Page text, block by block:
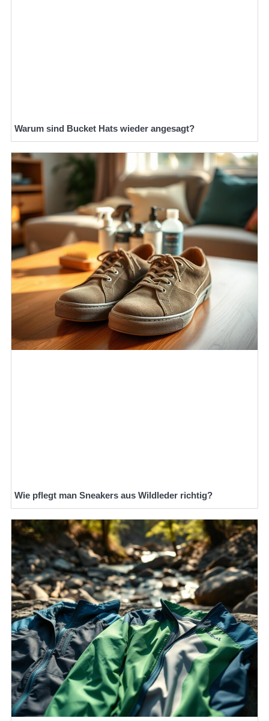
Warum sind Bucket Hats wieder angesagt?
Wie pflegt man Sneakers aus Wildleder richtig?